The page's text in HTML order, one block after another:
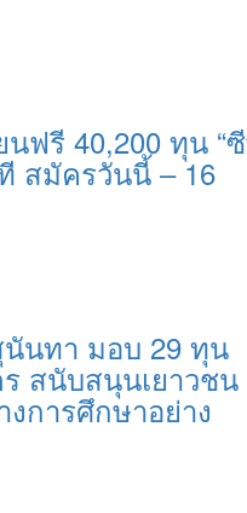
ฟรี 40,200 ทุน “
สมัครวันนี้ – 16
นทา มอบ 29 ทุน
สนับสนุนเยาวชน
การศึกษาอย่าง